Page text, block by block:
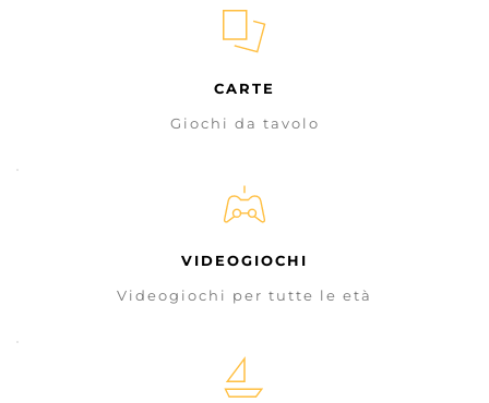
CARTE
Giochi da tavolo
VIDEOGIOCHI
Videogiochi per tutte le età